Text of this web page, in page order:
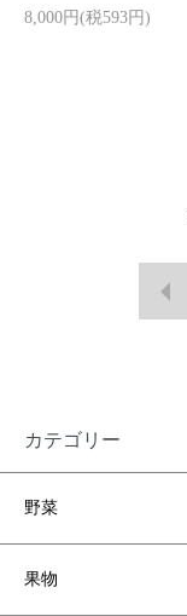
8,000円(税593円)
カテゴリー
野菜
果物